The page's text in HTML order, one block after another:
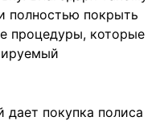
полностью покрыть
процедуры, которые
покупка полиса